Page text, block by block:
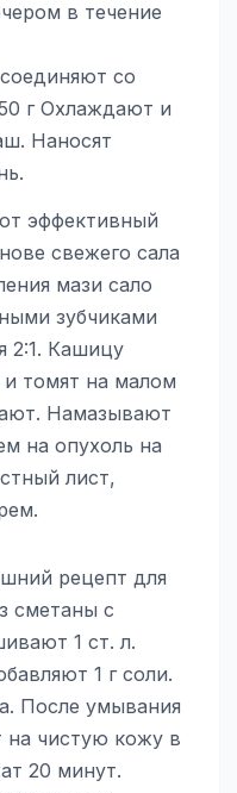
в течение
со
г Охлаждают и
Наносят
эффективный
свежего сала
мази сало
зубчиками
2:1. Кашицу
томят на малом
Намазывают
на опухоль на
лист,
рецепт для
сметаны с
1 ст. л.
1 г соли.
После умывания
на чистую кожу в
20 минут.